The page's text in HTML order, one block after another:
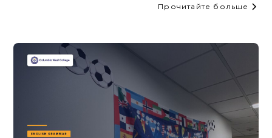
Прочитайте больше